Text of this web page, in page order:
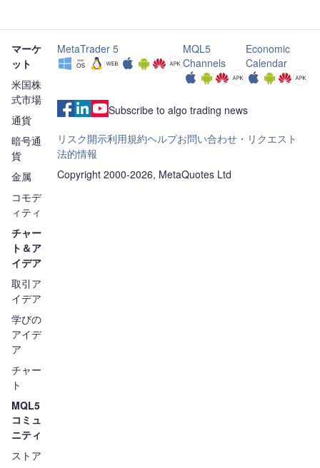
マーケ
ット
米国株
式市場
通貨
暗号通
貨
金属
コモデ
ィティ
チャー
ト＆ア
イデア
取引ア
イデア
学びの
アイデ
ア
チャー
ト
MQL5
コミュ
ニティ
ストア
MetaTrader 5
MQL5
Channels
Economic
Calendar
Subscribe to algo trading news
リスク開示利用規約ヘルプお問い合わせ・リクエスト
法的情報
Copyright 2000-2026, MetaQuotes Ltd